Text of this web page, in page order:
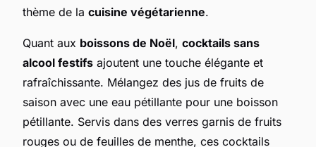
thème de la cuisine végétarienne.
Quant aux boissons de Noël, cocktails sans
alcool festifs ajoutent une touche élégante et
rafraîchissante. Mélangez des jus de fruits de
saison avec une eau pétillante pour une boisson
pétillante. Servis dans des verres garnis de fruits
rouges ou de feuilles de menthe, ces cocktails